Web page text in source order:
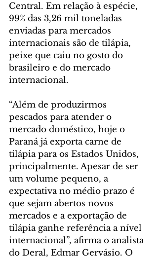
Central. Em relação à espécie,
99% das 3,26 mil toneladas
enviadas para mercados
internacionais são de tilápia,
peixe que caiu no gosto do
brasileiro e do mercado
internacional.
“Além de produzirmos
pescados para atender o
mercado doméstico, hoje o
Paraná já exporta carne de
tilápia para os Estados Unidos,
principalmente. Apesar de ser
um volume pequeno, a
expectativa no médio prazo é
que sejam abertos novos
mercados e a exportação de
tilápia ganhe referência a nível
internacional”, afirma o analista
do Deral, Edmar Gervásio. O